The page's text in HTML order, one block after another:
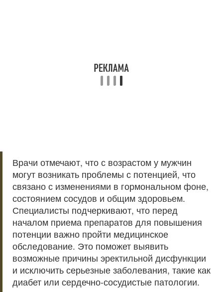
Врачи отмечают, что с возрастом у мужчин
могут возникать проблемы с потенцией, что
связано с изменениями в гормональном фоне,
состоянием сосудов и общим здоровьем.
Специалисты подчеркивают, что перед
началом приема препаратов для повышения
потенции важно пройти медицинское
обследование. Это поможет выявить
возможные причины эректильной дисфункции
и исключить серьезные заболевания, такие как
диабет или сердечно-сосудистые патологии.